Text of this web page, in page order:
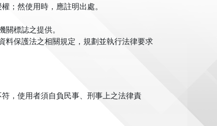
；然使用時，應註明出處。
標誌之提供。
料保護法之相關規定，規劃並執行法律要求
，使用者須自負民事、刑事上之法律責